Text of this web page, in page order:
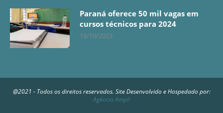
Paraná oferece 50 mil vagas em
cursos técnicos para 2024
19/10/2023
@2021 - Todos os direitos reservados. Site Desenvolvido e Hospedado por:
Agência Ampli